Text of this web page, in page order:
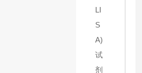
LI
S
A)
试
剂